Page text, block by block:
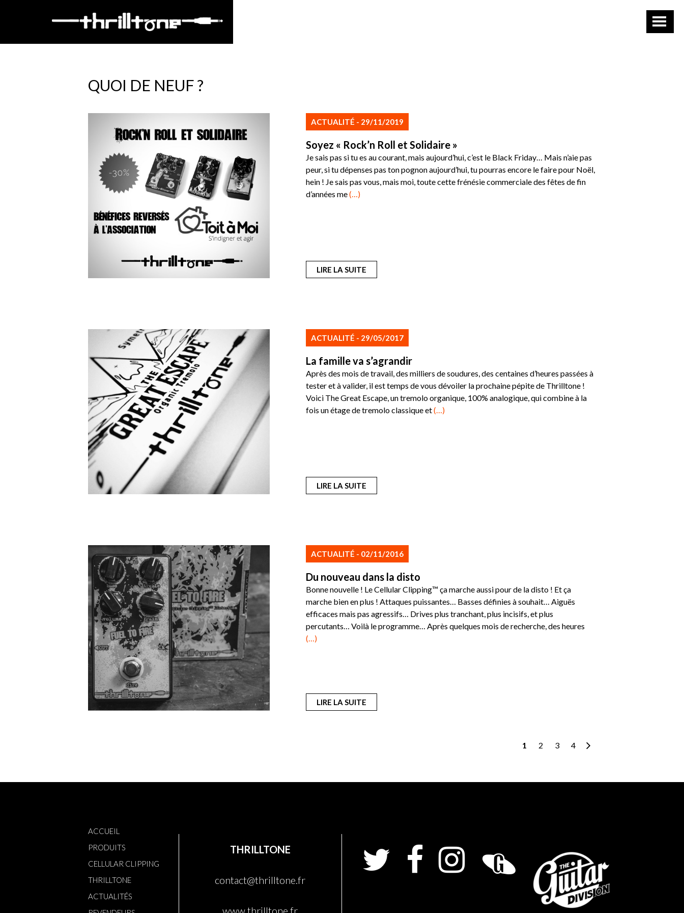
QUOI DE NEUF ?
ACTUALITÉ - 29/11/2019
Soyez « Rock’n Roll et Solidaire »
Je sais pas si tu es au courant, mais aujourd’hui, c’est le Black Friday… Mais n’aie pas
peur, si tu dépenses pas ton pognon aujourd’hui, tu pourras encore le faire pour Noël,
hein ! Je sais pas vous, mais moi, toute cette frénésie commerciale des fêtes de fin
d’années me(…)
LIRE LA SUITE
ACTUALITÉ - 29/05/2017
La famille va s’agrandir
Après des mois de travail, des milliers de soudures, des centaines d’heures passées à
tester et à valider, il est temps de vous dévoiler la prochaine pépite de Thrilltone !
Voici The Great Escape, un tremolo organique, 100% analogique, qui combine à la
fois un étage de tremolo classique et(…)
LIRE LA SUITE
ACTUALITÉ - 02/11/2016
Du nouveau dans la disto
Bonne nouvelle ! Le Cellular Clipping™ ça marche aussi pour de la disto ! Et ça
marche bien en plus ! Attaques puissantes… Basses définies à souhait… Aiguës
efficaces mais pas agressifs… Drives plus tranchant, plus incisifs, et plus
percutants… Voilà le programme… Après quelques mois de recherche, des heures
(…)
LIRE LA SUITE
1 2 3 4
ACCUEIL
PRODUITS
CELLULAR CLIPPING
THRILLTONE
ACTUALITÉS
THRILLTONE
contact@thrilltone.fr
www.thrilltone.fr